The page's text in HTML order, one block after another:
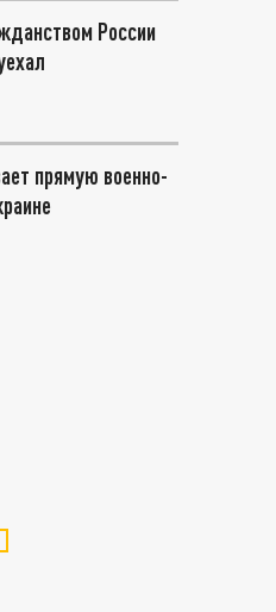
России
прямую военно-